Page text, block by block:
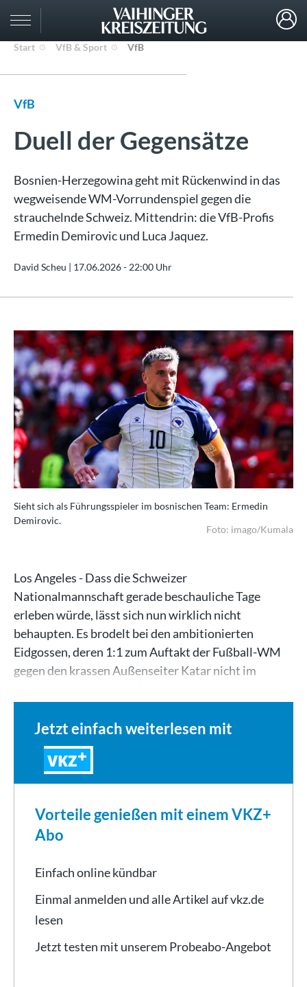
Start VfB & Sport VfB
VfB
Duell der Gegensätze
Bosnien-Herzegowina geht mit Rückenwind in das
wegweisende WM-Vorrundenspiel gegen die
strauchelnde Schweiz. Mittendrin: die VfB-Profis
Ermedin Demirovic und Luca Jaquez.
David Scheu | 17.06.2026 - 22:00 Uhr
Sieht sich als Führungsspieler im bosnischen Team: Ermedin
Demirovic.
Foto: imago/Kumala
Los Angeles - Dass die Schweizer
Nationalmannschaft gerade beschauliche Tage
erleben würde, lässt sich nun wirklich nicht
behaupten. Es brodelt bei den ambitionierten
Eidgossen, deren 1:1 zum Auftakt der Fußball-WM
gegen den krassen Außenseiter Katar nicht im
Jetzt einfach weiterlesen mit
VKZ
Vorteile genießen mit einem VKZ+
Abo
Einfach online kündbar
Einmal anmelden und alle Artikel auf vkz.de
lesen
Jetzt testen mit unserem Probeabo-Angebot